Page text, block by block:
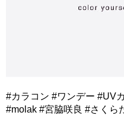
#カラコン #ワンデー #UV
#molak #宮脇咲良 #さくら